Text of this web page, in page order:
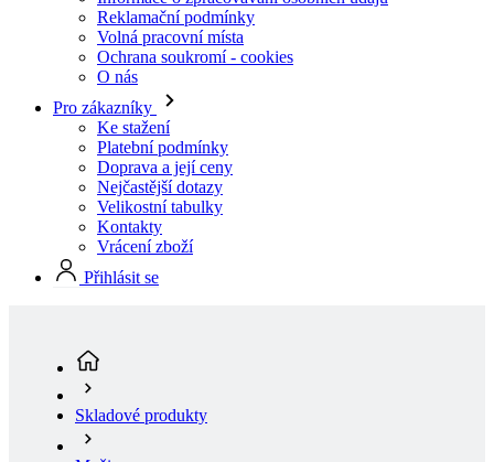
Pro zákazníky
Ke stažení
Platební podmínky
Doprava a její ceny
Nejčastější dotazy
Velikostní tabulky
Kontakty
Vrácení zboží
Přihlásit se
Muži
Cyklistika